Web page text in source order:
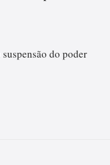
do poder